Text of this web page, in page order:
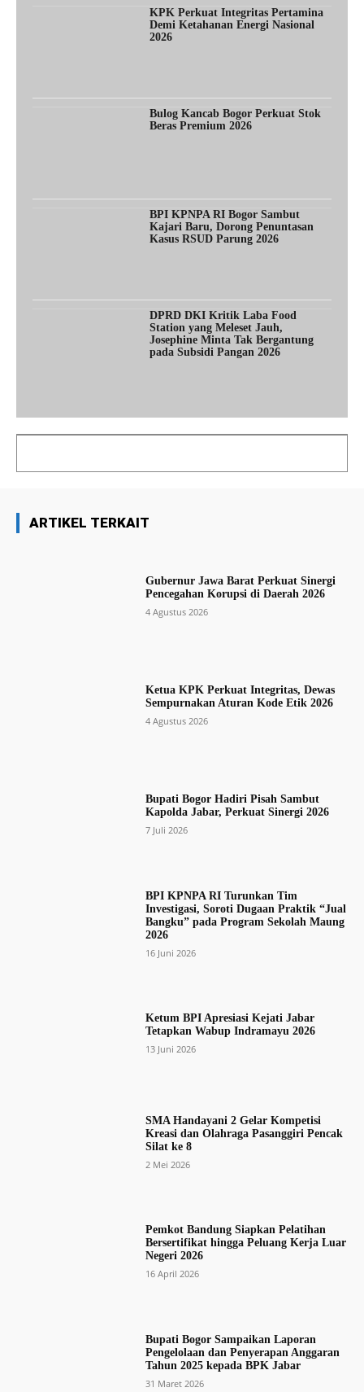
KPK Perkuat Integritas Pertamina
Demi Ketahanan Energi Nasional
2026
Bulog Kancab Bogor Perkuat Stok
Beras Premium 2026
BPI KPNPA RI Bogor Sambut
Kajari Baru, Dorong Penuntasan
Kasus RSUD Parung 2026
DPRD DKI Kritik Laba Food
Station yang Meleset Jauh,
Josephine Minta Tak Bergantung
pada Subsidi Pangan 2026
ARTIKEL TERKAIT
Gubernur Jawa Barat Perkuat Sinergi
Pencegahan Korupsi di Daerah 2026
4 Agustus 2026
Ketua KPK Perkuat Integritas, Dewas
Sempurnakan Aturan Kode Etik 2026
4 Agustus 2026
Bupati Bogor Hadiri Pisah Sambut
Kapolda Jabar, Perkuat Sinergi 2026
7 Juli 2026
BPI KPNPA RI Turunkan Tim
Investigasi, Soroti Dugaan Praktik “Jual
Bangku” pada Program Sekolah Maung
2026
16 Juni 2026
Ketum BPI Apresiasi Kejati Jabar
Tetapkan Wabup Indramayu 2026
13 Juni 2026
SMA Handayani 2 Gelar Kompetisi
Kreasi dan Olahraga Pasanggiri Pencak
Silat ke 8
2 Mei 2026
Pemkot Bandung Siapkan Pelatihan
Bersertifikat hingga Peluang Kerja Luar
Negeri 2026
16 April 2026
Bupati Bogor Sampaikan Laporan
Pengelolaan dan Penyerapan Anggaran
Tahun 2025 kepada BPK Jabar
31 Maret 2026